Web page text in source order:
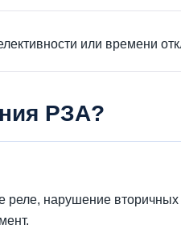
или времени
РЗА?
реле, нарушение